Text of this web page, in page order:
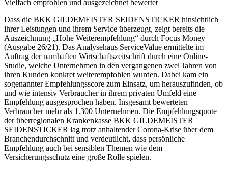
Vielfach empfohlen und ausgezeichnet bewertet
Dass die BKK GILDEMEISTER SEIDENSTICKER hinsichtlich
ihrer Leistungen und ihrem Service überzeugt, zeigt bereits die
Auszeichnung „Hohe Weiterempfehlung“ durch Focus Money
(Ausgabe 26/21). Das Analysehaus ServiceValue ermittelte im
Auftrag der namhaften Wirtschaftszeitschrift durch eine Online-
Studie, welche Unternehmen in den vergangenen zwei Jahren von
ihren Kunden konkret weiterempfohlen wurden. Dabei kam ein
sogenannter Empfehlungsscore zum Einsatz, um herauszufinden, ob
und wie intensiv Verbraucher in ihrem privaten Umfeld eine
Empfehlung ausgesprochen haben. Insgesamt bewerteten
Verbraucher mehr als 1.300 Unternehmen. Die Empfehlungsquote
der überregionalen Krankenkasse BKK GILDEMEISTER
SEIDENSTICKER lag trotz anhaltender Corona-Krise über dem
Branchendurchschnitt und verdeutlicht, dass persönliche
Empfehlung auch bei sensiblen Themen wie dem
Versicherungsschutz eine große Rolle spielen.